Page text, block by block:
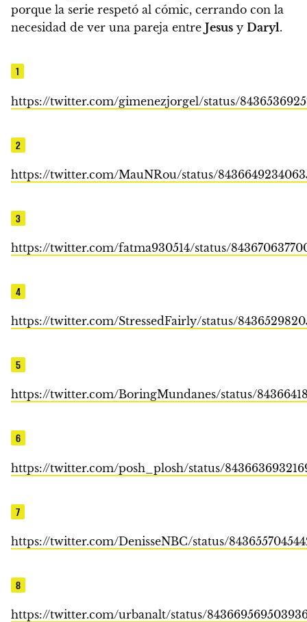
porque la serie respetó al cómic, cerrando con la
necesidad de ver una pareja entre Jesus y Daryl.
1
https://twitter.com/gimenezjorgel/status/
2
https://twitter.com/MauNRou/status/
3
https://twitter.com/fatma930514/status/
4
https://twitter.com/StressedFairly/status/
5
https://twitter.com/BoringMundanes/status/
6
https://twitter.com/posh_plosh/status/
7
https://twitter.com/DenisseNBC/status/
8
https://twitter.com/urbanalt/status/